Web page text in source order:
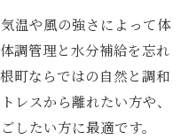
ウナの過ごし方を提
上質なプライベートタ
家族や仲間と過ごす
温や風の強さによって体
調管理と水分補給を忘れ
町ならではの自然と調和
レスから離れたい方や、
したい方に最適です。